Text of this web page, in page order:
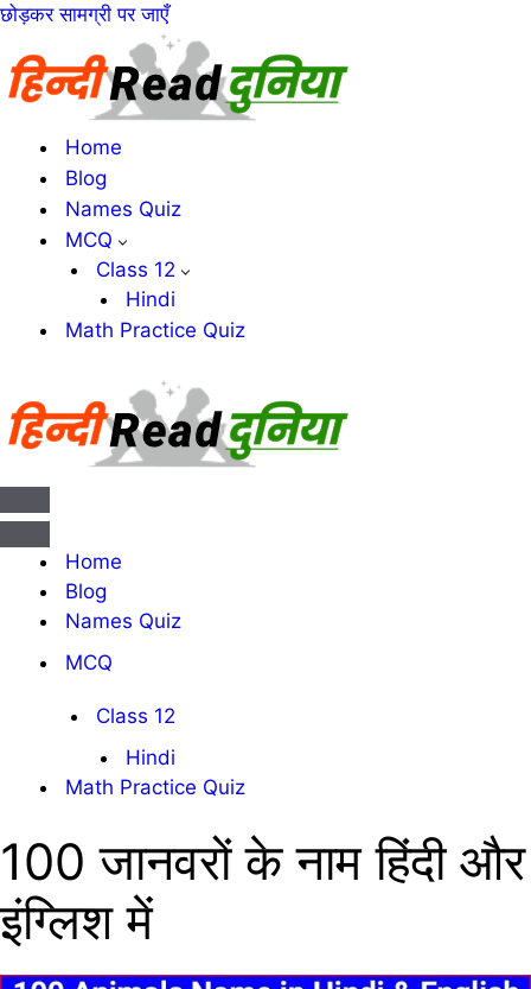
छोड़कर सामग्री पर जाएँ
Home
Blog
Names Quiz
MCQ
Class 12
Hindi
Math Practice Quiz
संचालन
सूची
संचालन
Home
Blog
Names Quiz
MCQ
Class 12
Hindi
Math Practice Quiz
100 जानवरों के नाम हिंदी और
इंग्लिश में